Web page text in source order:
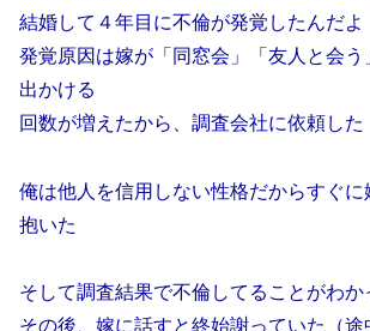
結婚して４年目に不倫が発覚したんだよ
発覚原因は嫁が「同窓会」「友人と会う
出かける
回数が増えたから、調査会社に依頼した
俺は他人を信用しない性格だからすぐに
抱いた
そして調査結果で不倫してることがわか
その後、嫁に話すと終始謝っていた（途